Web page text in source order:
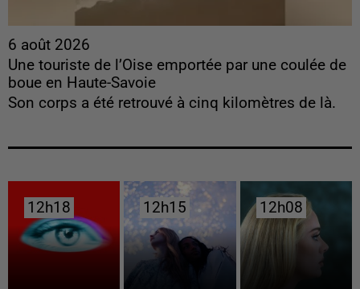
6 août 2026
Une touriste de l’Oise emportée par une coulée de
boue en Haute-Savoie
Son corps a été retrouvé à cinq kilomètres de là.
12h18
12h18 12h15
12h15 12h08
12h08